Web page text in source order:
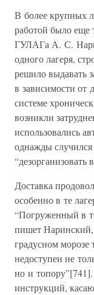
В более крупных
работой было еще
ГУЛАГа А. С.
одного лагеря,
решило выдавать
в зависимости от
системе
возникли
использовались
однажды
Доставка
особенно в те
“Погруженный в
пишет Наринский,
градусном морозе
недоступен не
но и
инструкций,